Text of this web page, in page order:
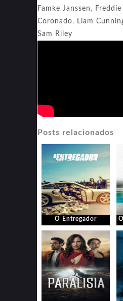
Famke Janssen ,
Coronado, Liam
Sam Riley
Posts relacionados
O Entregador